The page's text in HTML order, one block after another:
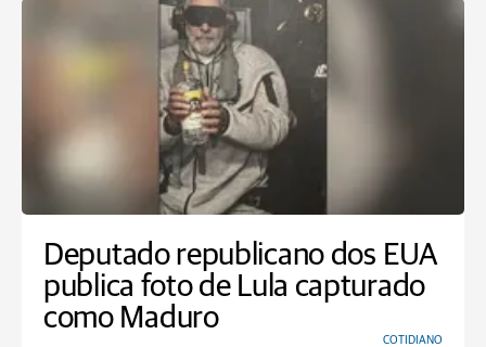
Deputado republicano dos EUA
publica foto de Lula capturado
como Maduro
COTIDIANO